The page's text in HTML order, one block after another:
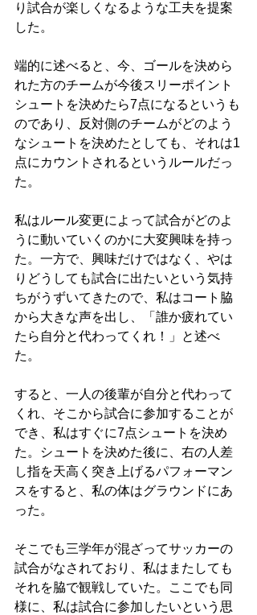
り試合が楽しくなるような工夫を提案
した。
端的に述べると、今、ゴールを決めら
れた方のチームが今後スリーポイント
シュートを決めたら7点になるというも
のであり、反対側のチームがどのよう
なシュートを決めたとしても、それは1
点にカウントされるというルールだっ
た。
私はルール変更によって試合がどのよ
うに動いていくのかに大変興味を持っ
た。一方で、興味だけではなく、やは
りどうしても試合に出たいという気持
ちがうずいてきたので、私はコート脇
から大きな声を出し、「誰か疲れてい
たら自分と代わってくれ！」と述べ
た。
すると、一人の後輩が自分と代わって
くれ、そこから試合に参加することが
でき、私はすぐに7点シュートを決め
た。シュートを決めた後に、右の人差
し指を天高く突き上げるパフォーマン
スをすると、私の体はグラウンドにあ
った。
そこでも三学年が混ざってサッカーの
試合がなされており、私はまたしても
それを脇で観戦していた。ここでも同
様に、私は試合に参加したいという思